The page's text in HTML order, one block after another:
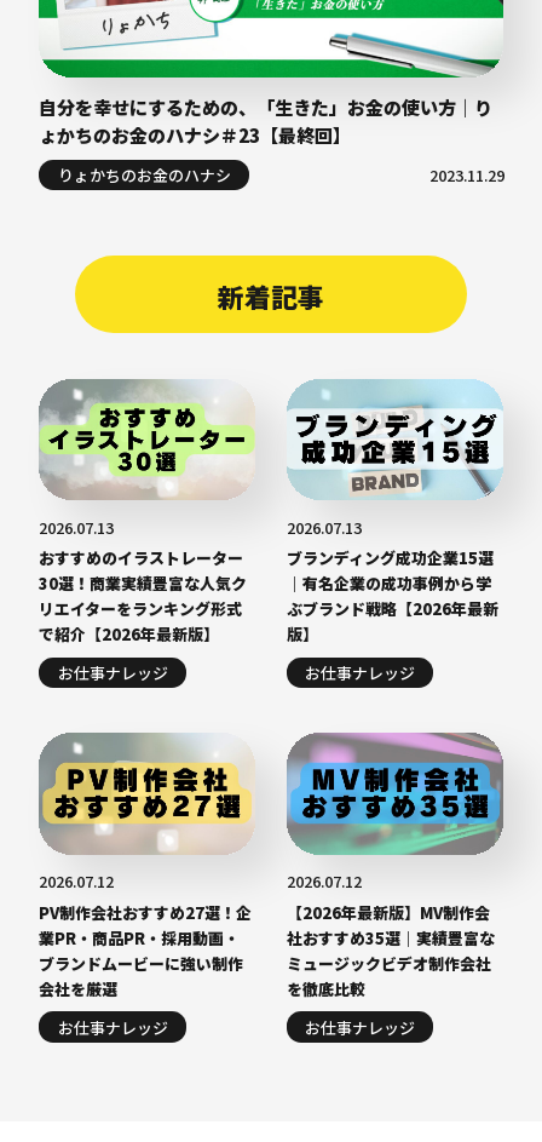
自分を幸せにするための、「生きた」お金の使い方｜り
ょかちのお金のハナシ＃23【最終回】
りょかちのお金のハナシ 2023.11.29
新着記事
2026.07.13
おすすめのイラストレーター
30選！商業実績豊富な人気ク
リエイターをランキング形式
で紹介【2026年最新版】
お仕事ナレッジ
2026.07.13
ブランディング成功企業15選
｜有名企業の成功事例から学
ぶブランド戦略【2026年最新
版】
お仕事ナレッジ
2026.07.12
PV制作会社おすすめ27選！企
業PR・商品PR・採用動画・
ブランドムービーに強い制作
会社を厳選
お仕事ナレッジ
2026.07.12
【2026年最新版】MV制作会
社おすすめ35選｜実績豊富な
ミュージックビデオ制作会社
を徹底比較
お仕事ナレッジ